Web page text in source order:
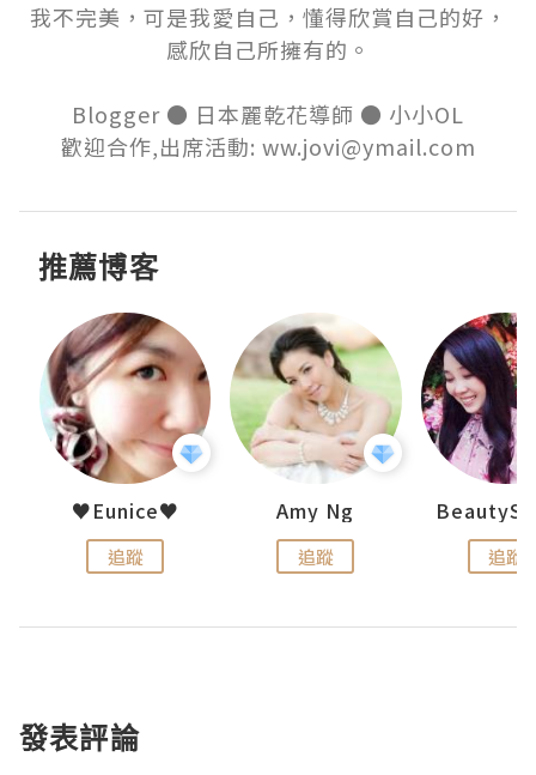
我不完美，可是我愛自己，懂得欣賞自己的好，
感欣自己所擁有的。
Blogger ● 日本麗乾花導師 ● 小小OL
歡迎合作,出席活動: ww.jovi@ymail.com
推薦博客
♥Eunice♥
追蹤
Amy Ng
追蹤 追蹤
發表評論